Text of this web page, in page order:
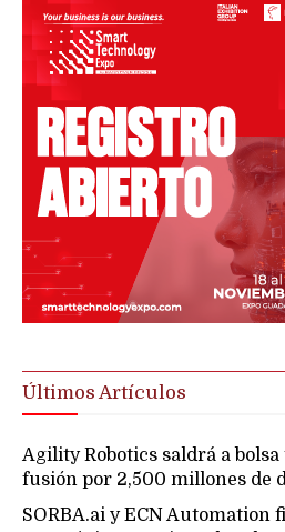
Últimos Artículos
Agility Robotics saldrá a
fusión por 2,500 millones de
SORBA.ai y ECN Automation